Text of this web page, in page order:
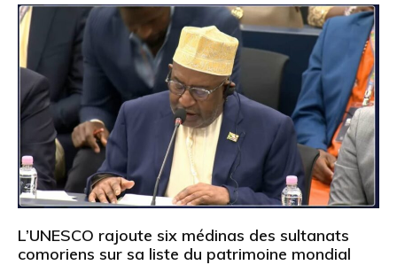
L’UNESCO rajoute six médinas des sultanats
comoriens sur sa liste du patrimoine mondial